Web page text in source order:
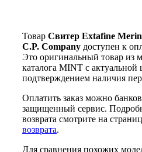
Товар Свитер Extafine
C.P. Company доступен к
Это оригинальный товар из
каталога MINT с актуальной
подтверждением наличия
Оплатить заказ можно
защищенный сервис.
возврата смотрите на
возврата.
Для сравнения похожих